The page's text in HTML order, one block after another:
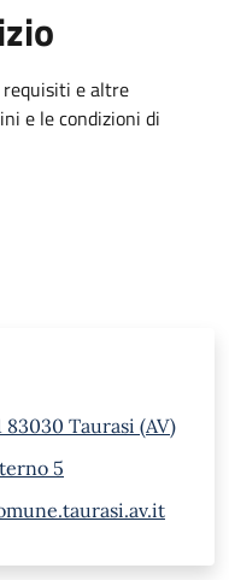
requisiti e altre
e le condizioni di
83030 Taurasi (AV)
5